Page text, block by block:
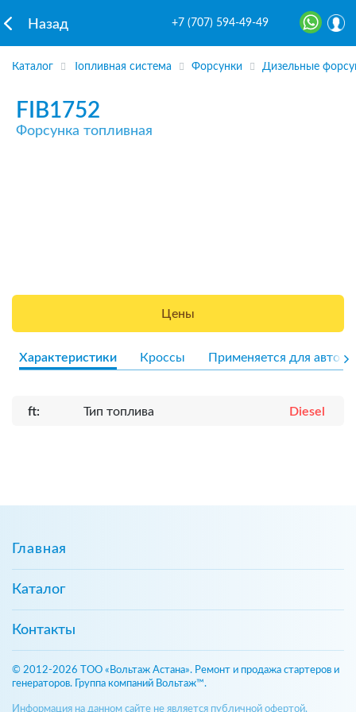
Назад +7 (707) 594-49-49
Каталог Топливная система Форсунки Дизельные
FIB1752
Форсунка топливная
Цены
Характеристики Кроссы Применяется для авто
ft: Тип топлива Diesel
Главная
Каталог
Контакты
© 2012-2026 ТОО «Вольтаж Астана». Ремонт и продажа стартеров и
генераторов. Группа компаний Вольтаж™.
Информация на данном сайте не является публичной офертой,